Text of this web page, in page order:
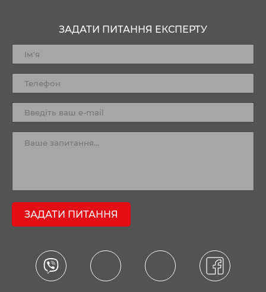
ЗАДАТИ ПИТАННЯ ЕКСПЕРТУ
ЗАДАТИ ПИТАННЯ